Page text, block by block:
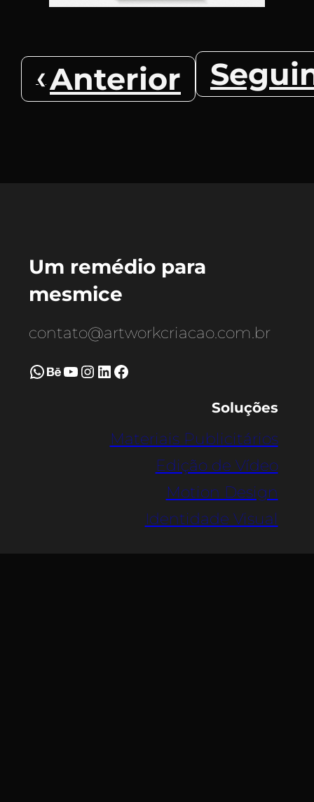
Anterior
Um remédio para
mesmice
contato@artworkcriacao.com.br
WhatsApp Behance Youtube Instagram LinkedIn Facebook
Soluções
Materiais Publicitários
Edição de Vídeo
Motion Design
Identidade Visual